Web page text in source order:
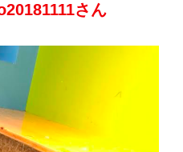
さん